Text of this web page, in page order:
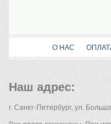
О НАС
Наш адрес:
г. Санкт-Петербург, ул.